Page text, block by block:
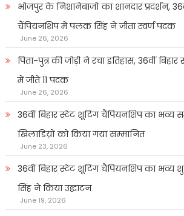
भोजपुर के निशानेबाजों का शानदार प्रदर्शन,
चैंपियनशिप में पलक सिंह ने जीता स्वर्ण पदक
June 26, 2026
पिता-पुत्र की जोड़ी ने रचा इतिहास, 36वीं
में जीते 11 पदक
June 26, 2026
36वीं बिहार स्टेट शूटिंग चैंपियनशिप का भव्य
खिलाडिय़ों को किया गया सम्मानित
June 23, 2026
36वीं बिहार स्टेट शूटिंग चैंपियनशिप का भव्य
सिंह ने किया उद्घाटन
June 19, 2026